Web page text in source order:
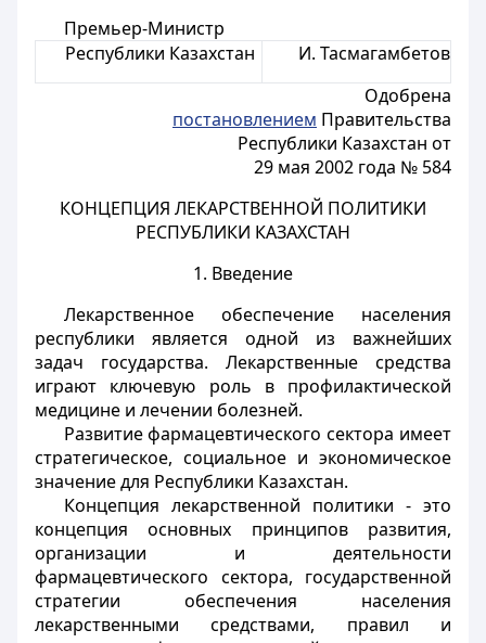
Премьер-Министр
Республики Казахстан
И. Тасмагамбетов
Одобрена
постановлением Правительства
Республики Казахстан от
29 мая 2002 года № 584
КОНЦЕПЦИЯ ЛЕКАРСТВЕННОЙ ПОЛИТИКИ
РЕСПУБЛИКИ КАЗАХСТАН
1. Введение
Лекарственное обеспечение населения
республики является одной из важнейших
задач государства. Лекарственные средства
играют ключевую роль в профилактической
медицине и лечении болезней.
Развитие фармацевтического сектора имеет
стратегическое, социальное и экономическое
значение для Республики Казахстан.
Концепция лекарственной политики - это
концепция основных принципов развития,
организации и деятельности
фармацевтического сектора, государственной
стратегии обеспечения населения
лекарственными средствами, правил и